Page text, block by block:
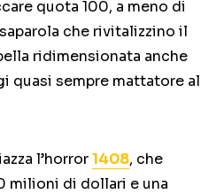
quota 100, a meno di
che rivitalizzino il
ridimensionata anche
quasi sempre mattatore al
l’horror1408, che
milioni di dollari e una